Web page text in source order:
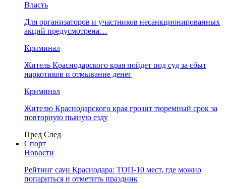
Власть
Для организаторов и участников несанкционированных
акций предусмотрена…
Криминал
Житель Краснодарского края пойдет под суд за сбыт
наркотиков и отмывание денег
Криминал
Жителю Краснодарского края грозит тюремный срок за
повторную пьяную езду
Пред След
Спорт
Новости
Рейтинг саун Краснодара: ТОП-10 мест, где можно
попариться и отметить праздник